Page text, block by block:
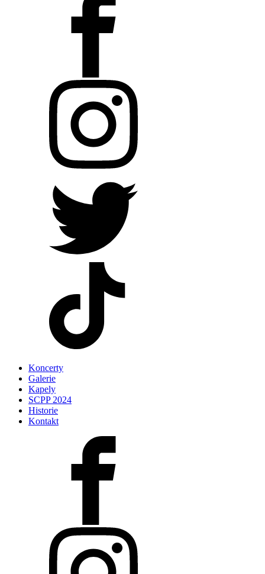
Koncerty
Galerie
Kapely
SCPP 2024
Historie
Kontakt